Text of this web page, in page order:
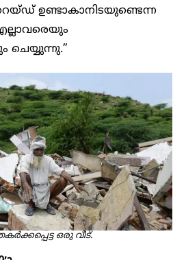
ഉണ്ടാകാനിടയുണ്ടെന്ന
ഒരു വീട്.